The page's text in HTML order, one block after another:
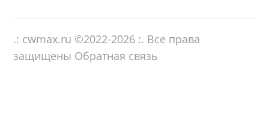
.: cwmax.ru ©2022-2026 :. Все права
защищены Обратная связь